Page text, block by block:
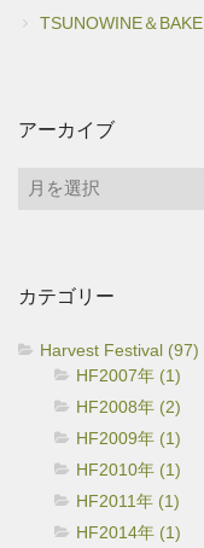
TSUNOWINE＆
アーカイブ
ア
ブ
カテゴリー
Harvest Festival (97)
HF2007年 (1)
HF2008年 (2)
HF2009年 (1)
HF2010年 (1)
HF2011年 (1)
HF2014年 (1)